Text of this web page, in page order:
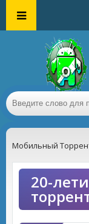
Мобильный
20-